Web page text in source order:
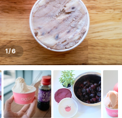
1/6